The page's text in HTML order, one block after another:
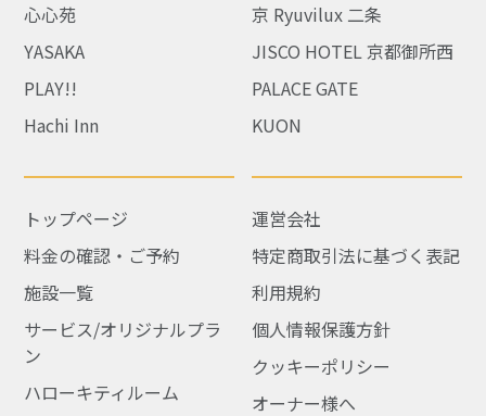
トップページ
料金の確認・ご予約
施設一覧
サービス/オリジナルプラ
ン
ハローキティルーム
心心苑
YASAKA
PLAY!!
Hachi Inn
京 Ryuvilux 二条
JISCO HOTEL 京都御所西
PALACE GATE
KUON
運営会社
特定商取引法に基づく表記
利用規約
個人情報保護方針
クッキーポリシー
オーナー様へ